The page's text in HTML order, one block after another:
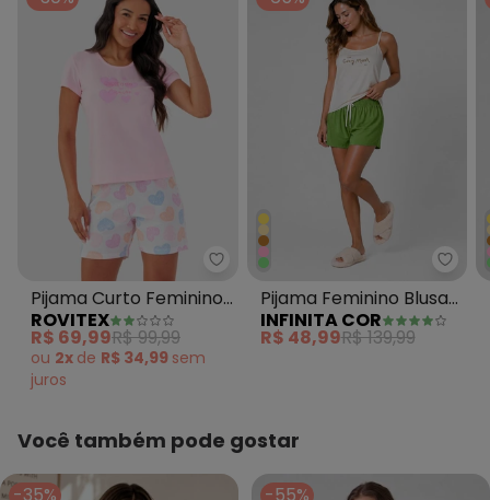
Rovitex - Pijama Curto
Pijama Curto Feminino
Mensageira da Paz
Rosa
ROVITEX
R$ 69,99R$ 99,99
ou 2x de R$ 34,99 sem
juros
Pijama Feminino Blusa
de Alça e Short Rosa
INFINITA COR
R$ 48,99R$ 139,99
Você também pode gostar